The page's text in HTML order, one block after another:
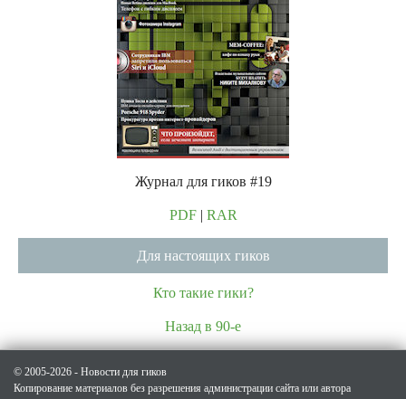
Журнал для гиков #19
PDF| RAR
Для настоящих гиков
Кто такие гики?
Назад в 90-е
© 2005-2026 - Новости для гиков
Копирование материалов без разрешения администрации сайта или автора